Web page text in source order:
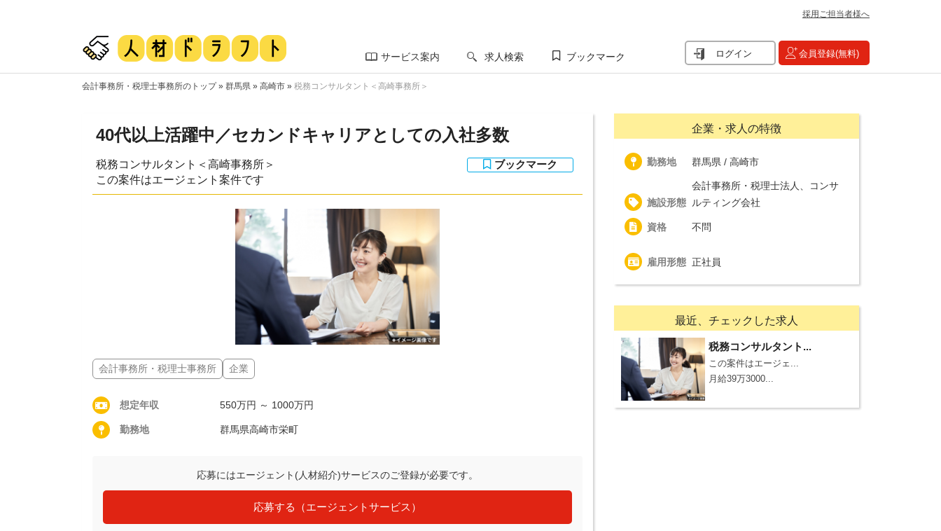
採用ご担当者様へ
サービス案内 求人検索 ブックマーク ログイン 会員登録(無料)
会計事務所・税理士事務所のトップ» 群馬県 » 高崎市 » 税務コンサルタント＜高崎事務所＞
40代以上活躍中／セカンドキャリアとしての入社多数
税務コンサルタント＜高崎事務所＞
この案件はエージェント案件です
会計事務所・税理士事務所 企業
想定年収 550万円 ～ 1000万円
勤務地 群馬県高崎市栄町
応募にはエージェント(人材紹介)サービスのご登録が必要です。
応募する（エージェントサービス）
企業・求人の特徴
勤務地 群馬県 / 高崎市
施設形態
会計事務所・税理士法人、コンサ
ルティング会社
資格 不問
雇用形態 正社員
最近、チェックした求人
税務コンサルタント...
この案件はエージェ...
月給39万3000...